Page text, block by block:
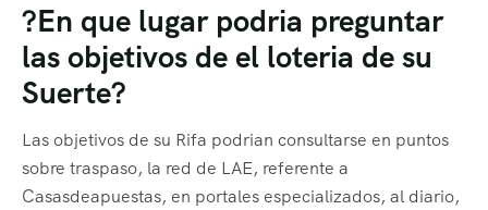
?En que lugar podria preguntar
las objetivos de el loteria de su
Suerte?
Las objetivos de su Rifa podrian consultarse en puntos
sobre traspaso, la red de LAE, referente a
Casasdeapuestas, en portales especializados, al diario,